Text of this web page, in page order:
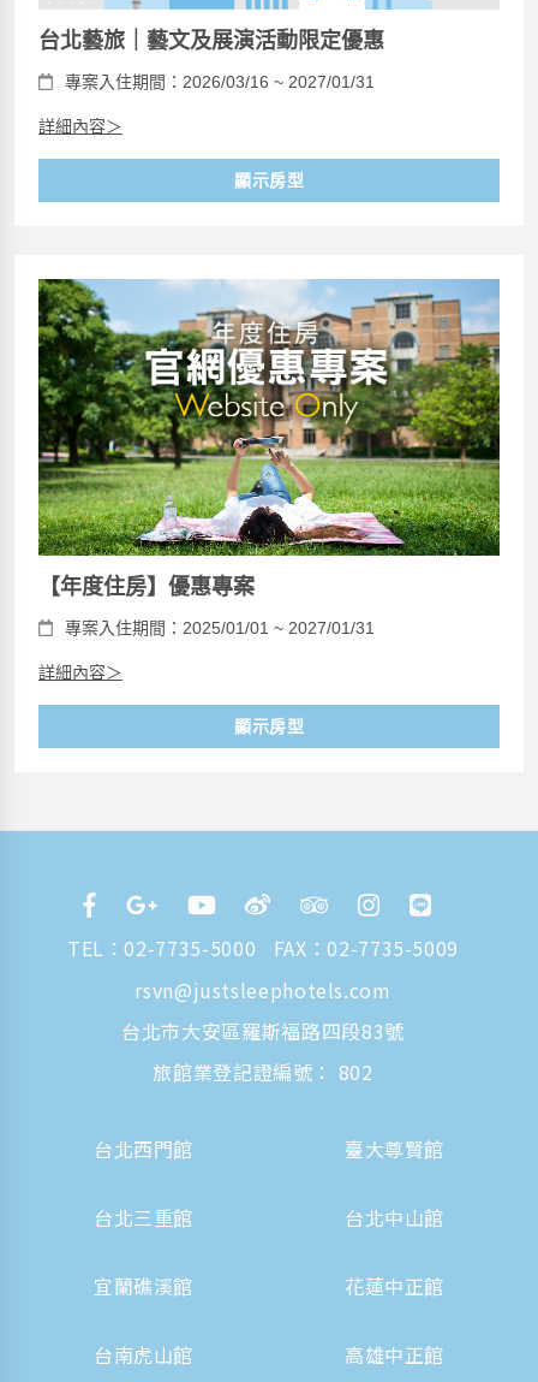
台北藝旅｜藝文及展演活動限定優惠
專案入住期間：2026/03/16 ~ 2027/01/31
詳細內容＞
顯示房型
【年度住房】優惠專案
專案入住期間：2025/01/01 ~ 2027/01/31
詳細內容＞
顯示房型
TEL：02-7735-5000
FAX：02-7735-5009
rsvn@justsleephotels.com
台北市大安區羅斯福路四段83號
旅館業登記證編號： 802
台北西門館 臺大尊賢館
台北三重館 台北中山館
宜蘭礁溪館 花蓮中正館
台南虎山館 高雄中正館